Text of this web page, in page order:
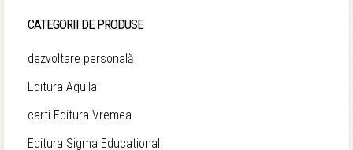
CATEGORII DE PRODUSE
dezvoltare personală
Editura Aquila
carti Editura Vremea
Editura Sigma Educational